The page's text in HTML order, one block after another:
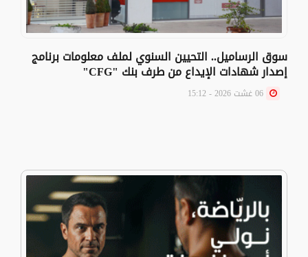
سوق الرساميل.. التحيين السنوي لملف معلومات برنامج
إصدار شهادات الإيداع من طرف بنك "CFG"